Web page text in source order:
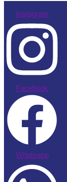
Instagram
Facebook
Whatsapp